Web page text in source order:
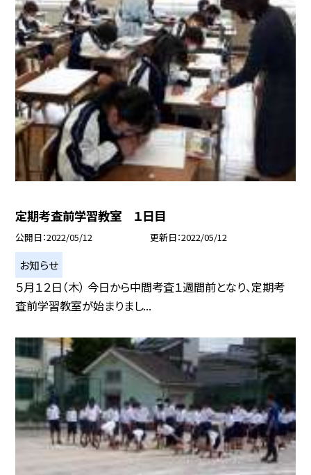
定期考査前学習教室 １日目
公開日 2022/05/12 更新日 2022/05/12
お知らせ
５月１２日（木） 今日から中間考査１週間前となり、定期考
査前学習教室が始まりまし...